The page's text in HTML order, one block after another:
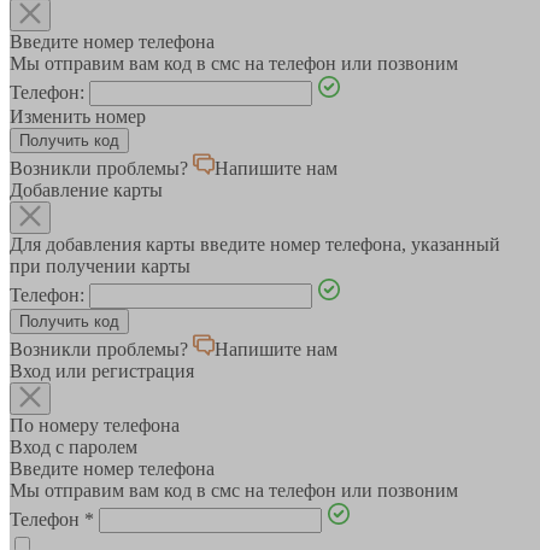
Введите номер телефона
Мы отправим вам код в смс на телефон или позвоним
Телефон:
Изменить номер
Возникли проблемы?
Напишите нам
Добавление карты
Для добавления карты введите номер телефона, указанный
при получении карты
Телефон:
Возникли проблемы?
Напишите нам
Вход или регистрация
По номеру телефона
Вход с паролем
Введите номер телефона
Мы отправим вам код в смс на телефон или позвоним
Телефон *